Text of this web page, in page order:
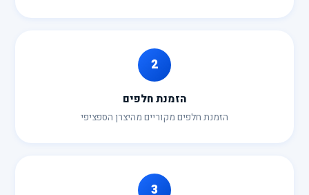
2
הזמנת חלפים
הזמנת חלפים מקוריים מהיצרן הספציפי
3